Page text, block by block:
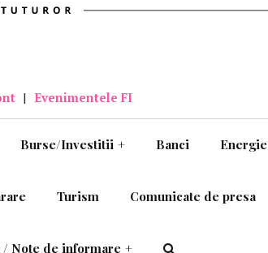
| Evenimentele FI
Burse/Investitii + Banci Energie
Turism Comunicate de presa
/ Note de informare +